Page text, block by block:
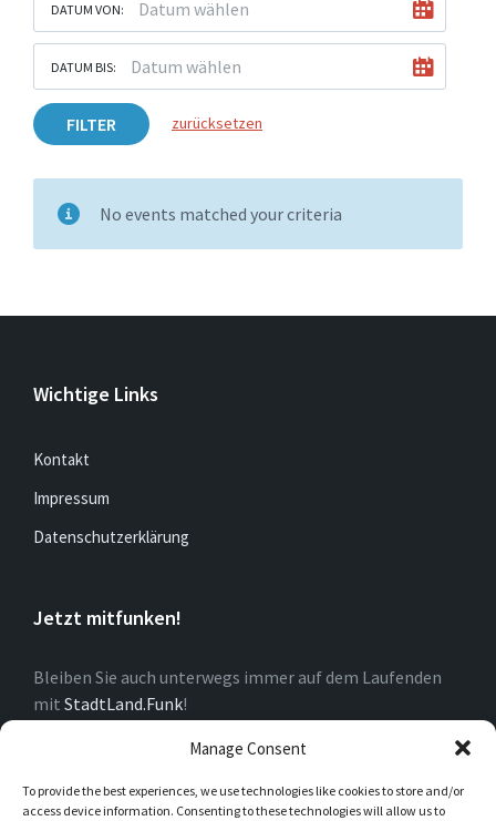
Manage Consent
To provide the best experiences, we use technologies like cookies to store and/or
access device information. Consenting to these technologies will allow us to
DATUM VON:
DATUM BIS:
FILTER zurücksetzen
No events matched your criteria
Wichtige Links
Kontakt
Impressum
Datenschutzerklärung
Jetzt mitfunken!
Bleiben Sie auch unterwegs immer auf dem Laufenden
mit StadtLand.Funk!